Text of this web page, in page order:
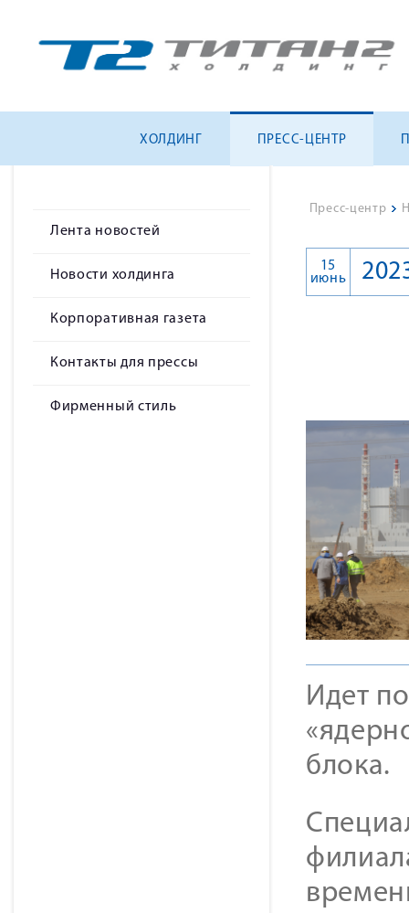
ХОЛДИНГ ПРЕСС-ЦЕНТР
Лента новостей
Новости холдинга
Корпоративная газета
Контакты для прессы
Фирменный стиль
Пресс-центр >
15
июнь
Идет
блока.